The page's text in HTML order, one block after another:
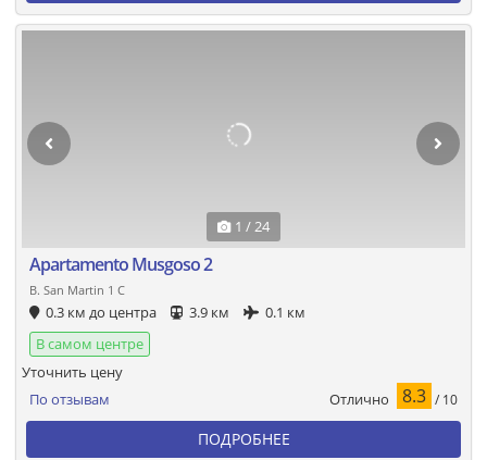
1 / 24
Apartamento Musgoso 2
B. San Martin 1 C
0.3 км до центра 3.9 км
0.1 км
В самом центре
По отзывам Отлично 8.3 / 10
Уточнить цену
ПОДРОБНЕЕ